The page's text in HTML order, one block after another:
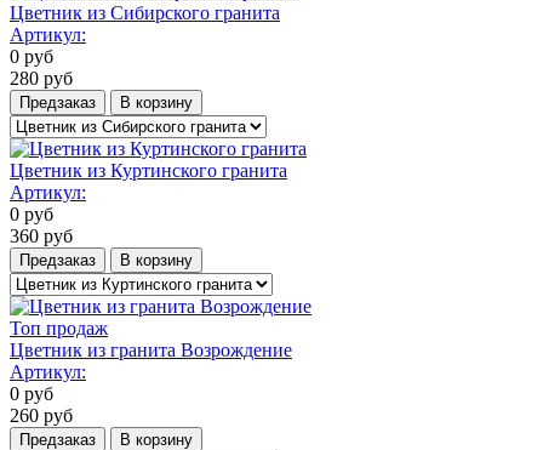
Цветник из Сибирского гранита
Артикул:
0 руб
280 руб
Предзаказ В корзину
Цветник из Куртинского гранита
Артикул:
0 руб
360 руб
Предзаказ В корзину
Топ продаж
Цветник из гранита Возрождение
Артикул:
0 руб
260 руб
Предзаказ В корзину